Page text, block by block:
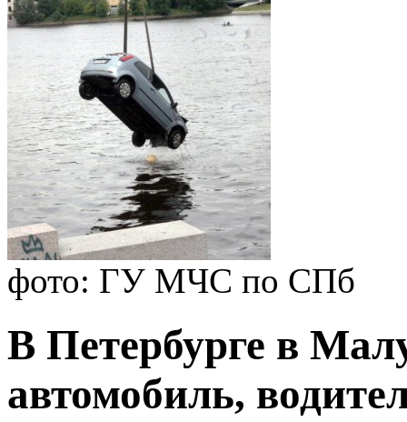
фото: ГУ МЧС по СПб
В Петербурге в
автомобиль,